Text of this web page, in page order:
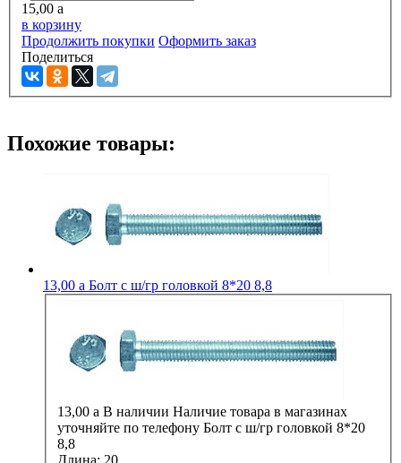
15,00 a
в корзину
Продолжить покупки Оформить заказ
Поделиться
Похожие товары:
13,00 a Болт с ш/гр головкой 8*20 8,8
13,00 a В наличии Наличие товара в магазинах
уточняйте по телефону Болт с ш/гр головкой 8*20
8,8